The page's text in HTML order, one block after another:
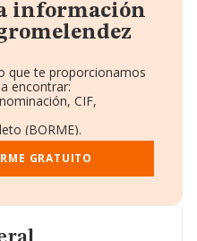
información
que te proporcionamos
encontrar:
CIF,
(BORME).
y Empleados.
y Administradores.
complementaria.
GRATUITO